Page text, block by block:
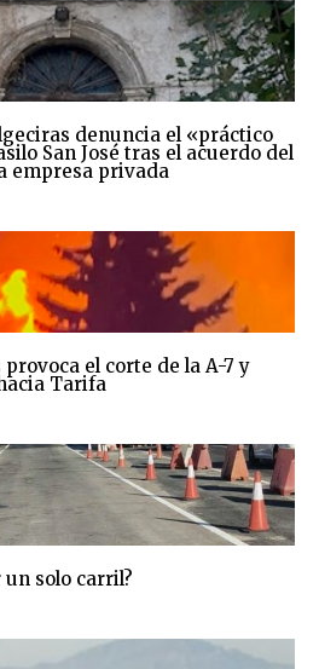
denuncia el «práctico
San José tras el acuerdo del
empresa privada
el corte de la A-7 y
Tarifa
solo carril?